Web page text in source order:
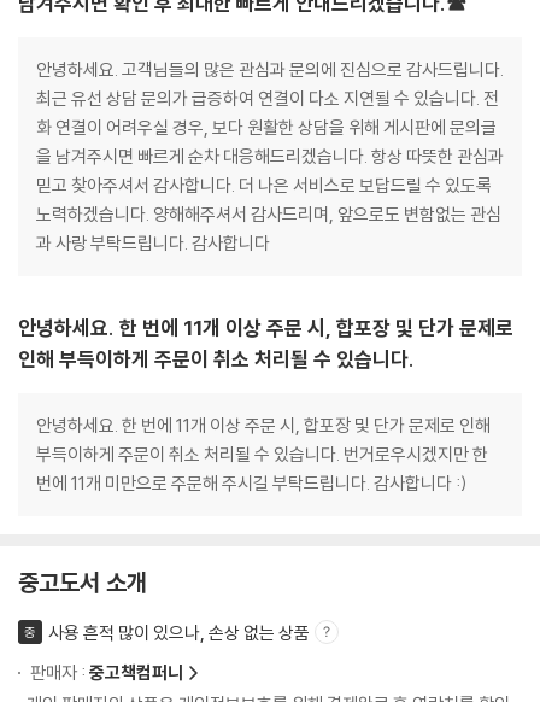
안녕하세요. 고객님들의 많은 관심과 문의에 진심으로 감사드립니다.
최근 유선 상담 문의가 급증하여 연결이 다소 지연될 수 있습니다. 전
화 연결이 어려우실 경우, 보다 원활한 상담을 위해 게시판에 문의글
을 남겨주시면 빠르게 순차 대응해드리겠습니다. 항상 따뜻한 관심과
믿고 찾아주셔서 감사합니다. 더 나은 서비스로 보답드릴 수 있도록
노력하겠습니다. 양해해주셔서 감사드리며, 앞으로도 변함없는 관심
과 사랑 부탁드립니다. 감사합니다
안녕하세요. 한 번에 11개 이상 주문 시, 합포장 및 단가 문제로
인해 부득이하게 주문이 취소 처리될 수 있습니다.
안녕하세요. 한 번에 11개 이상 주문 시, 합포장 및 단가 문제로 인해
부득이하게 주문이 취소 처리될 수 있습니다. 번거로우시겠지만 한
번에 11개 미만으로 주문해 주시길 부탁드립니다. 감사합니다 :)
중고도서 소개
중
사용 흔적 많이 있으나, 손상 없는 상품
판매자 : 중고책컴퍼니